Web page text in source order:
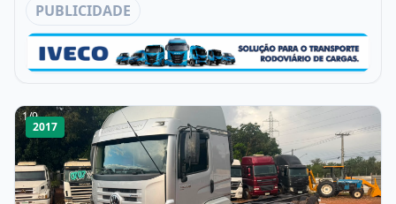
PUBLICIDADE
1/9
2017